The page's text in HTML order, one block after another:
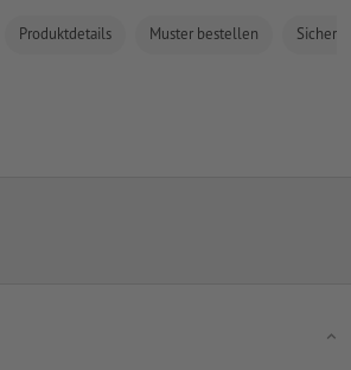
Produktdetails Muster bestellen
Merkliste